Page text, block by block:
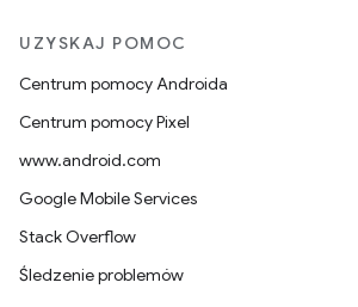
UZYSKAJ POMOC
Centrum pomocy Androida
Centrum pomocy Pixel
www.android.com
Google Mobile Services
Stack Overflow
Śledzenie problemów